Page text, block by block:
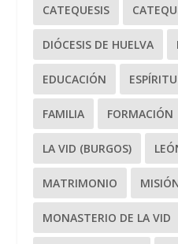
CATEQUESIS
DIÓCESIS DE HUELVA
EDUCACIÓN
FAMILIA FORMACIÓN
LA VID (BURGOS)
MATRIMONIO
MONASTERIO DE LA VID